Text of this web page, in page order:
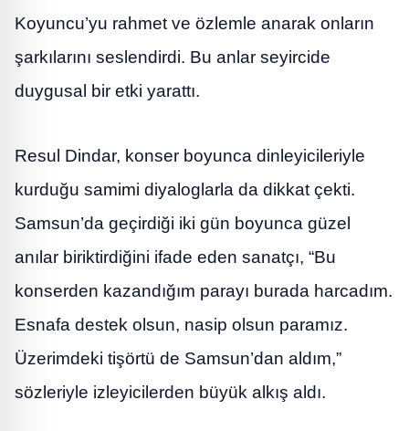
Koyuncu’yu rahmet ve özlemle anarak onların
şarkılarını seslendirdi. Bu anlar seyircide
duygusal bir etki yarattı.
Resul Dindar, konser boyunca dinleyicileriyle
kurduğu samimi diyaloglarla da dikkat çekti.
Samsun’da geçirdiği iki gün boyunca güzel
anılar biriktirdiğini ifade eden sanatçı, “Bu
konserden kazandığım parayı burada harcadım.
Esnafa destek olsun, nasip olsun paramız.
Üzerimdeki tişörtü de Samsun’dan aldım,”
sözleriyle izleyicilerden büyük alkış aldı.